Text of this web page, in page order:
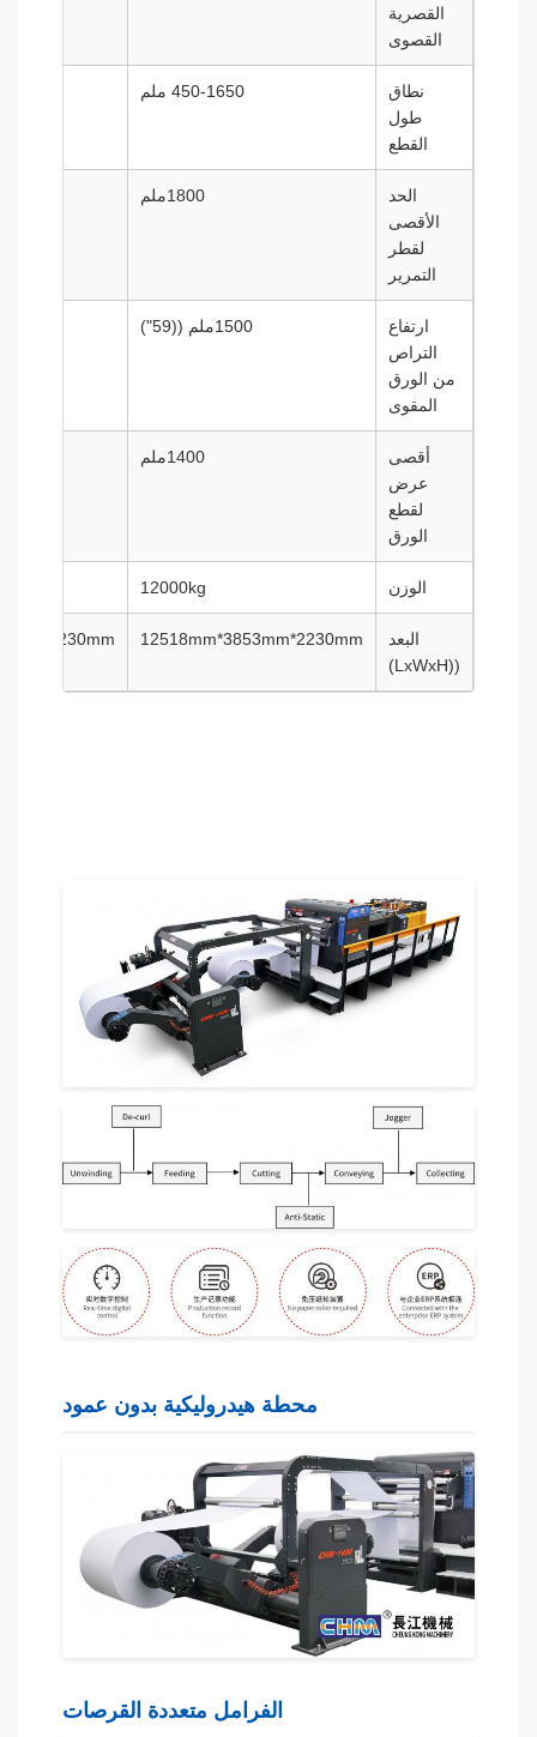
القصرية
القصوى
450-1650 ملم
الأقصى
التمرير
ارتفاع
التراص
من الورق
المقوى
أقصى
12000kg
12518mm*3853mm*2230mm
محطة هيدروليكية بدون عمود
الفرامل متعددة القرصات